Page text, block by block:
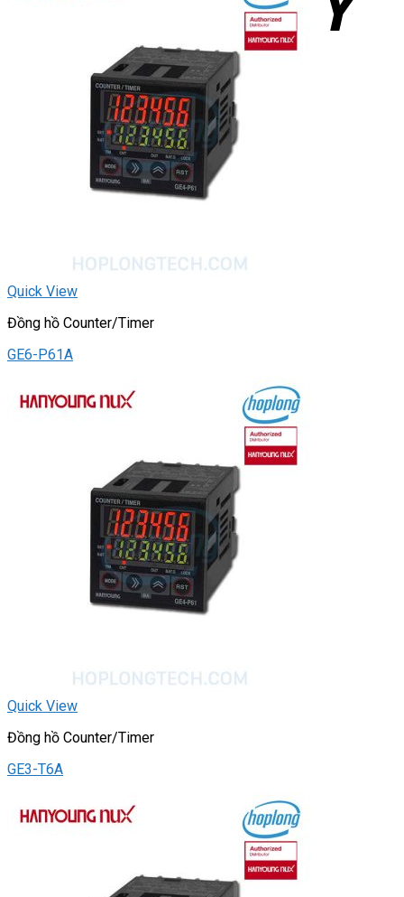
Quick View
Đồng hồ Counter/Timer
GE6-P61A
Quick View
Đồng hồ Counter/Timer
GE3-T6A